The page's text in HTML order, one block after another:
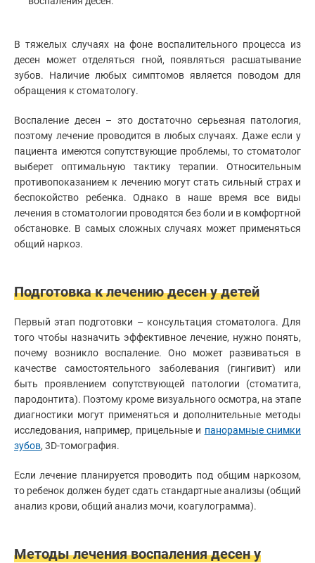
В тяжелых случаях на фоне воспалительного процесса из
десен может отделяться гной, появляться расшатывание
зубов. Наличие любых симптомов является поводом для
обращения к стоматологу.
Воспаление десен – это достаточно серьезная патология,
поэтому лечение проводится в любых случаях. Даже если у
пациента имеются сопутствующие проблемы, то стоматолог
выберет оптимальную тактику терапии. Относительным
противопоказанием к лечению могут стать сильный страх и
беспокойство ребенка. Однако в наше время все виды
лечения в стоматологии проводятся без боли и в комфортной
обстановке. В самых сложных случаях может применяться
общий наркоз.
Подготовка к лечению десен у детей
Первый этап подготовки – консультация стоматолога. Для
того чтобы назначить эффективное лечение, нужно понять,
почему возникло воспаление. Оно может развиваться в
качестве самостоятельного заболевания (гингивит) или
быть проявлением сопутствующей патологии (стоматита,
пародонтита). Поэтому кроме визуального осмотра, на этапе
диагностики могут применяться и дополнительные методы
исследования, например, прицельные и панорамные снимки
зубов, 3D-томография.
Если лечение планируется проводить под общим наркозом,
то ребенок должен будет сдать стандартные анализы (общий
анализ крови, общий анализ мочи, коагулограмма).
Методы лечения воспаления десен у